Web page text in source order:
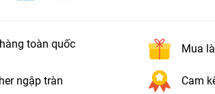
toàn quốc Mua
ngập tràn Cam